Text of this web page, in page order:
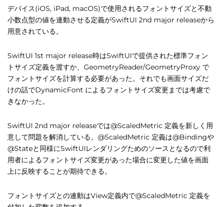
デバイス(iOS, iPad, macOS)で使用されるフォントサイズと不動
小数点型の値を連動させる定義がSwiftUI 2nd major releaseから
用意されている。
SwiftUI 1st major release時はSwiftUIで提供された標準フォン
トサイズ定義を渡すか、GeometryReader/GeometryProxy で
フォントサイズを計算する必要があった。それでも画面サイズだ
けの話でDynamicFont によるフォントサイズ変更までは考慮で
きなかった。
SwiftUI 2nd major releaseでは@ScaledMetric 定義を新しく用
意して問題を解消している。@ScaledMetric 定義は@Bindingや
@Stateと同様にSwiftUIレンダリングためのソースとなるので利
用者によるフォントサイズ変更があった場合に変更した値を画面
上に反映することが期待できる。
フォントサイズとの連動はView定義内で@ScaledMetric 定義を